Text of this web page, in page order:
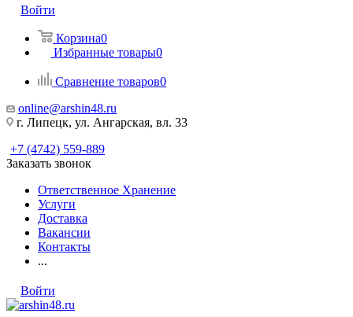
Войти
Корзина0
Избранные товары0
Сравнение товаров0
online@arshin48.ru
г. Липецк, ул. Ангарская, вл. 33
+7 (4742) 559-889
Заказать звонок
Ответственное Хранение
Услуги
Доставка
Вакансии
Контакты
...
Войти